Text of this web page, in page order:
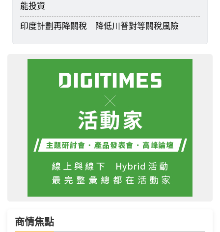
能投資
印度計劃再降關稅 降低川普對等關稅風險
商情焦點